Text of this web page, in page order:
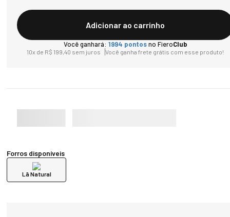
Adicionar ao carrinho
Você ganhará: 1994 pontosno FieroClub
10x de R$ 199,40 sem juros Você ganha frete grátis com esse produto!
Forros disponíveis
Lã Natural